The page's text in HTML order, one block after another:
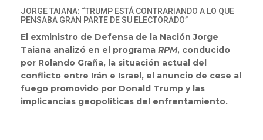
JORGE TAIANA: “TRUMP ESTÁ CONTRARIANDO A LO QUE
PENSABA GRAN PARTE DE SU ELECTORADO”
El exministro de Defensa de la Nación Jorge
Taiana analizó en el programa RPM, conducido
por Rolando Graña, la situación actual del
conflicto entre Irán e Israel, el anuncio de cese al
fuego promovido por Donald Trump y las
implicancias geopolíticas del enfrentamiento.